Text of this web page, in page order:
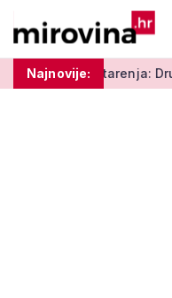
Najnovije:
Druženje,